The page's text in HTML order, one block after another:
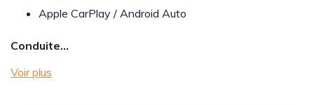
Apple CarPlay / Android Auto
Conduite…
Voir plus